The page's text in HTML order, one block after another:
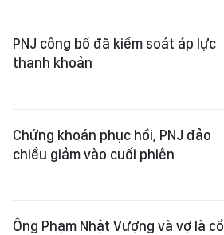
PNJ công bố đã kiểm soát áp lực
thanh khoản
Chứng khoán phục hồi, PNJ đảo
chiều giảm vào cuối phiên
Ông Phạm Nhật Vượng và vợ là cổ